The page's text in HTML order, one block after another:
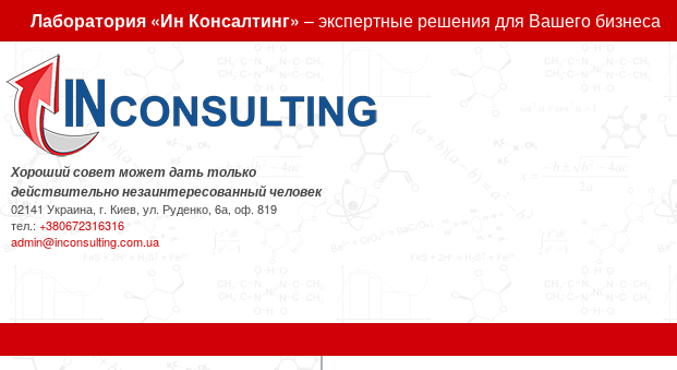
Лаборатория «Ин Консалтинг» – экспертные решения для Вашего бизнеса
Хороший совет может дать только
действительно незаинтересованный человек
02141 Украина, г. Киев, ул. Руденко, 6а, оф. 819
тел.:+380672316316
admin@inconsulting.com.ua